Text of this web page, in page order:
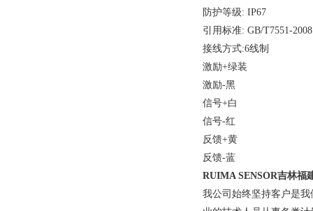
防护等级: IP67
引用标准: GB/T7551-
接线方式:6线制
激励+绿装
激励-黑
信号+白
信号-红
反馈+黄
反馈-蓝
RUIMA SENSOR吉林福
我公司始终坚持客户是